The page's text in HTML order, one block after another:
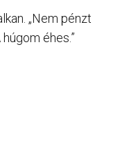
„Nem pénzt
éhes.”